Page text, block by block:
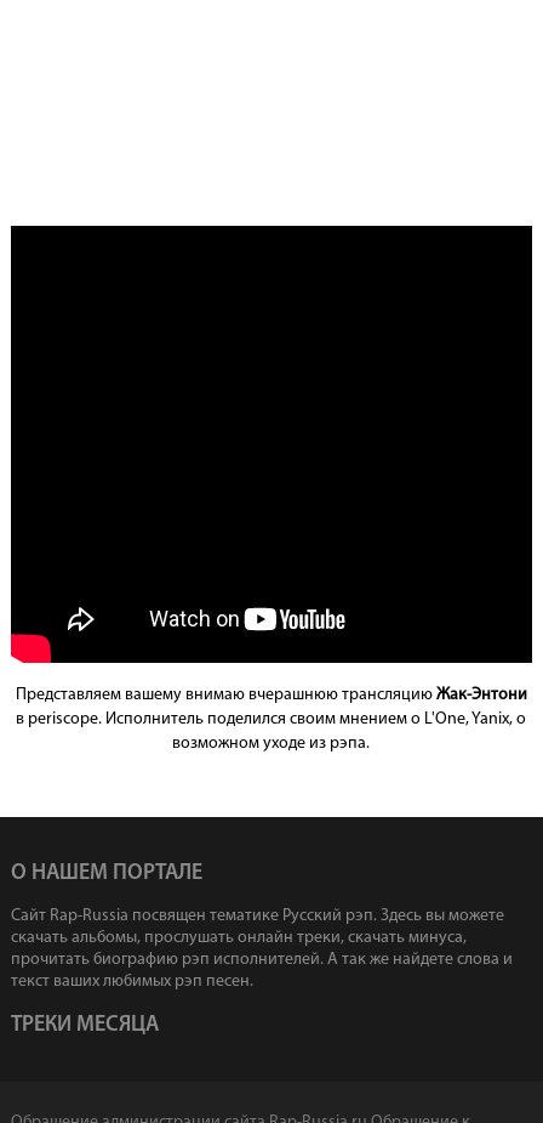
Представляем вашему внимаю вчерашнюю трансляцию Жак-Энтони
в periscope. Исполнитель поделился своим мнением о L'One, Yanix, о
возможном уходе из рэпа.
О НАШЕМ ПОРТАЛЕ
Сайт Rap-Russia посвящен тематике Русский рэп. Здесь вы можете
скачать альбомы, прослушать онлайн треки, скачать минуса,
прочитать биографию рэп исполнителей. А так же найдете слова и
текст ваших любимых рэп песен.
ТРЕКИ МЕСЯЦА